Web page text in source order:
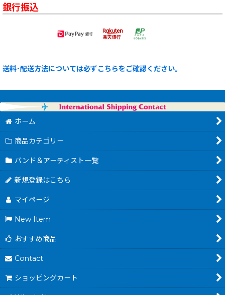
銀行振込
送料･配送方法については必ずこちらをご確認ください。
ホーム
商品カテゴリー
バンド＆アーティスト一覧
新規登録はこちら
マイページ
New Item
おすすめ商品
Contact
ショッピングカート